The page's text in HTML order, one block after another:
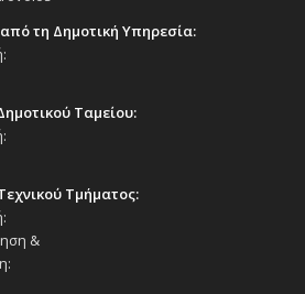
τη Δημοτική Υπηρεσία:
Ταμείου:
Τμήματος:
&